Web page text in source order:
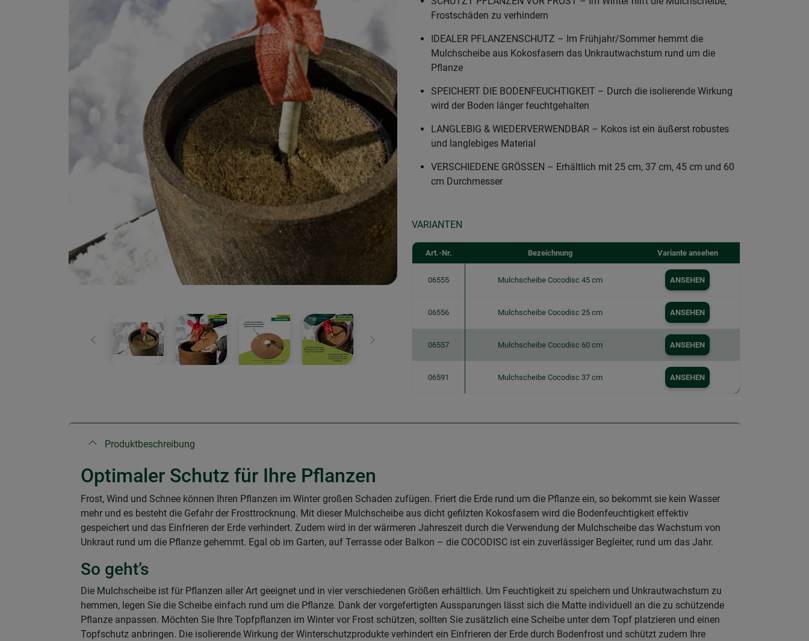
Zurück Weiter
Frostschäden zu verhindern
IDEALER PFLANZENSCHUTZ – Im Frühjahr/Sommer hemmt die
Mulchscheibe aus Kokosfasern das Unkrautwachstum rund um die
Pflanze
SPEICHERT DIE BODENFEUCHTIGKEIT – Durch die isolierende Wirkung
wird der Boden länger feuchtgehalten
LANGLEBIG & WIEDERVERWENDBAR – Kokos ist ein äußerst robustes
und langlebiges Material
VERSCHIEDENE GRÖSSEN – Erhältlich mit 25 cm, 37 cm, 45 cm und 60
cm Durchmesser
VARIANTEN
Art.-Nr. Bezeichnung Variante ansehen
06555 Mulchscheibe Cocodisc 45 cm ANSEHEN
06556 Mulchscheibe Cocodisc 25 cm ANSEHEN
06557 Mulchscheibe Cocodisc 60 cm ANSEHEN
06591 Mulchscheibe Cocodisc 37 cm ANSEHEN
Produktbeschreibung
Optimaler Schutz für Ihre Pflanzen
Frost, Wind und Schnee können Ihren Pflanzen im Winter großen Schaden zufügen. Friert die Erde rund um die Pflanze ein, so bekommt sie kein Wasser
mehr und es besteht die Gefahr der Frosttrocknung. Mit dieser Mulchscheibe aus dicht gefilzten Kokosfasern wird die Bodenfeuchtigkeit effektiv
gespeichert und das Einfrieren der Erde verhindert. Zudem wird in der wärmeren Jahreszeit durch die Verwendung der Mulchscheibe das Wachstum von
Unkraut rund um die Pflanze gehemmt. Egal ob im Garten, auf Terrasse oder Balkon – die COCODISC ist ein zuverlässiger Begleiter, rund um das Jahr.
So geht’s
Die Mulchscheibe ist für Pflanzen aller Art geeignet und in vier verschiedenen Größen erhältlich. Um Feuchtigkeit zu speichern und Unkrautwachstum zu
hemmen, legen Sie die Scheibe einfach rund um die Pflanze. Dank der vorgefertigten Aussparungen lässt sich die Matte individuell an die zu schützende
Pflanze anpassen. Möchten Sie Ihre Topfpflanzen im Winter vor Frost schützen, sollten Sie zusätzlich eine Scheibe unter dem Topf platzieren und einen
Topfschutz anbringen. Die isolierende Wirkung der Winterschutzprodukte verhindert ein Einfrieren der Erde durch Bodenfrost und schützt zudem Ihre